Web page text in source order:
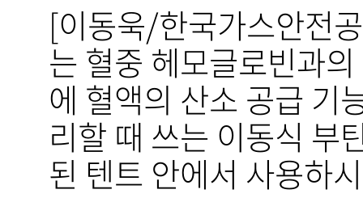
[이동욱/한국가스안전
는 혈중 헤모글로빈과
에 혈액의 산소 공급 기
리할 때 쓰는 이동식 부
된 텐트 안에서 사용하